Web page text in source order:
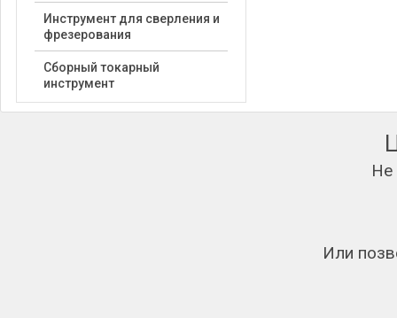
Инструмент для сверления и
фрезерования
Сборный токарный
инструмент
Не
Или